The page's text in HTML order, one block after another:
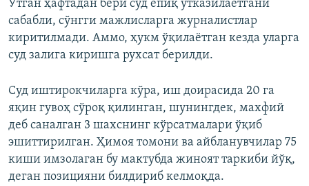
Ўтган ҳафтадан бери суд ёпиқ ўтказилаётгани
сабабли, сўнгги мажлисларга журналистлар
киритилмади. Аммо, ҳукм ўқилаётган кезда уларга
суд залига киришга рухсат берилди.
Суд иштирокчиларга кўра, иш доирасида 20 га
яқин гувоҳ сўроқ қилинган, шунингдек, махфий
деб саналган 3 шахснинг кўрсатмалари ўқиб
эшиттирилган. Ҳимоя томони ва айбланувчилар 75
киши имзолаган бу мактубда жиноят таркиби йўқ,
деган позицияни билдириб келмоқда.